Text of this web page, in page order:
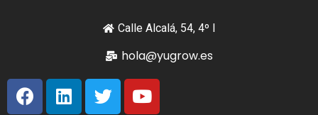
Calle Alcalá, 54, 4º I
hola@yugrow.es